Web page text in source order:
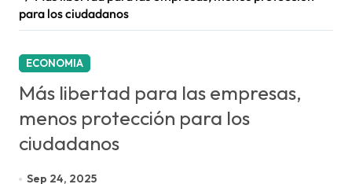
para los ciudadanos
ECONOMIA
Más libertad para las empresas,
menos protección para los
ciudadanos
Sep 24, 2025